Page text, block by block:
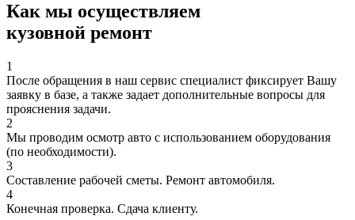
Как мы осуществляем
кузовной ремонт
1
После обращения в наш сервис специалист фиксирует Вашу
заявку в базе, а также задает дополнительные вопросы для
прояснения задачи.
2
Мы проводим осмотр авто с использованием оборудования
(по необходимости).
3
Составление рабочей сметы. Ремонт автомобиля.
4
Конечная проверка. Сдача клиенту.